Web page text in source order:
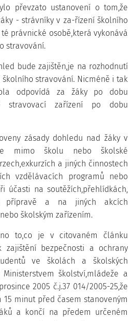
převzato ustanovení o tom,že
- strávníky v za-řízení školního
právnické osobě,která vykonává
stravování.
bude zajištěn,je na rozhodnutí
stravování. Nicméně i tak
odpovídá za žáky po dobu
stravovací zařízení po dobu
zásady dohledu nad žáky v
mimo školu nebo školské
a jiných činnostech
vzdělávacích programů nebo
účasti na soutěžích,přehlídkách,
přípravě a na jiných akcích
školským zařízením.
to,co je v citovaném článku
zajištění bezpečnosti a ochrany
ve školách a školských
školství,mládeže a
2005 č.j.37 014/2005-25,že
15 minut před časem stanoveným
a končí na předem určeném